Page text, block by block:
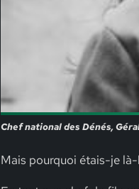
Chef national des Dénés,
Mais pourquoi étais-je